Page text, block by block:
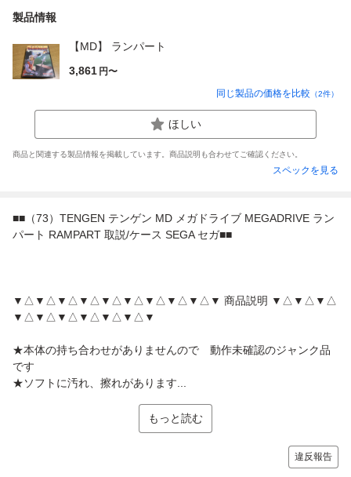
製品情報
【MD】 ランパート
3,861 円〜
同じ製品の価格を比較 （2件）
ほしい
商品と関連する製品情報を掲載しています。商品説明も合わせてご確認ください。
スペックを見る
■■（73）TENGEN テンゲン MD メガドライブ MEGADRIVE ラン
パート RAMPART 取説/ケース SEGA セガ■■
▼△▼△▼△▼△▼△▼△▼△▼△▼△▼ 商品説明 ▼△▼△▼△
▼△▼△▼△▼△▼△▼△▼
★本体の持ち合わせがありませんので 動作未確認のジャンク品
です
★ソフトに汚れ、擦れがあります...
もっと読む
違反報告